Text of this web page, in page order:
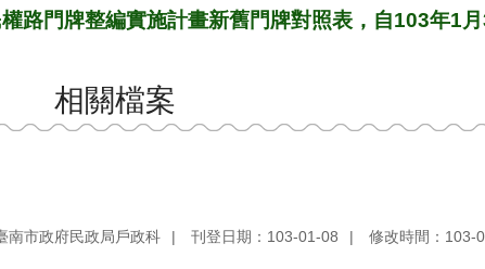
路門牌整編實施計畫新舊門牌對照表，自103年1月
相關檔案
南市政府民政局戶政科 刊登日期：103-01-08 修改時間：103-